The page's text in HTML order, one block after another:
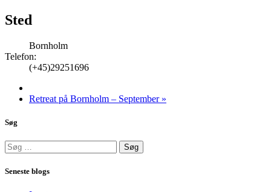
Sted
Bornholm
Telefon:
(+45)29251696
Retreat på Bornholm – September »
Søg
Søg
efter:
Seneste blogs